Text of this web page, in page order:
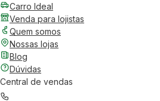
Carro Ideal
Venda para lojistas
Quem somos
Nossas lojas
Blog
Dúvidas
Central de vendas